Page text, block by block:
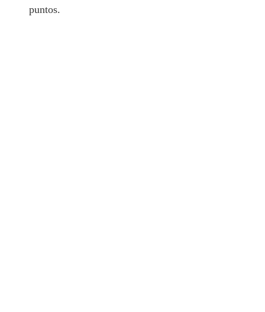
puntos.